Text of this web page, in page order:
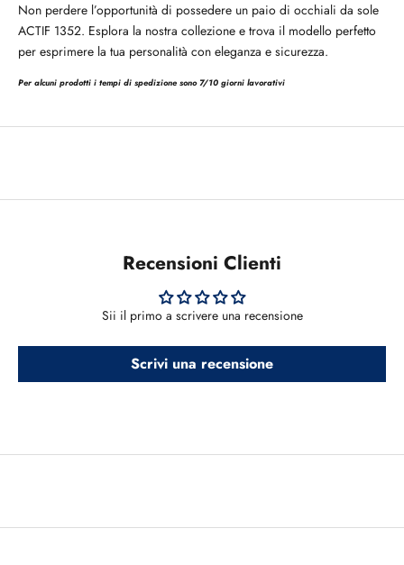
Non perdere l’opportunità di possedere un paio di occhiali da sole
ACTIF 1352. Esplora la nostra collezione e trova il modello perfetto
per esprimere la tua personalità con eleganza e sicurezza.
Per alcuni prodotti i tempi di spedizione sono 7/10 giorni lavorativi
Recensioni Clienti
Sii il primo a scrivere una recensione
Scrivi una recensione